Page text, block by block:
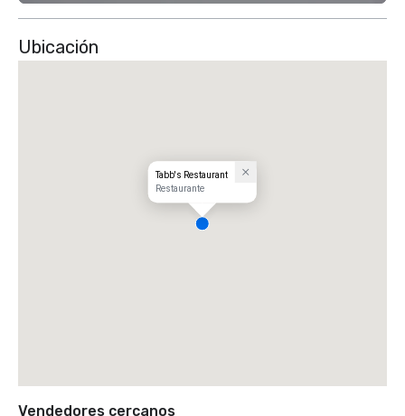
Ubicación
Tabb's Restaurant
Restaurante
Vendedores cercanos